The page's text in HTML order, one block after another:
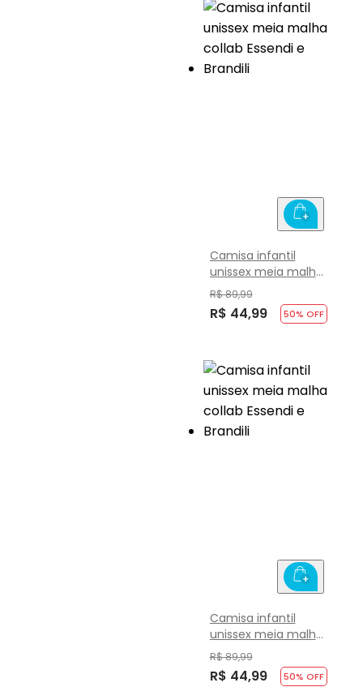
Camisa infantil
unissex meia malha
collab Essendi e
Brandili
R$ 89,99
R$ 44,99 50% OFF
Camisa infantil
unissex meia malha
collab Essendi e
Brandili
R$ 89,99
R$ 44,99 50% OFF